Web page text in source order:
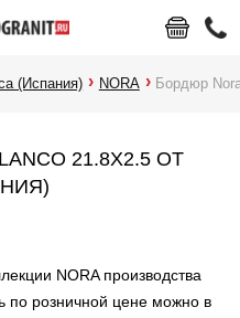
(Испания) NORA Бордюр
21.8X2.5 ОТ
NORA производства
по розничной цене можно в